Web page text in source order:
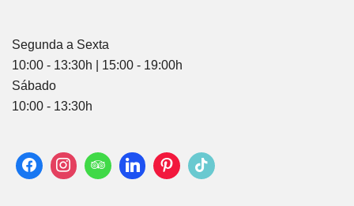
Segunda a Sexta
10:00 - 13:30h | 15:00 - 19:00h
Sábado
10:00 - 13:30h